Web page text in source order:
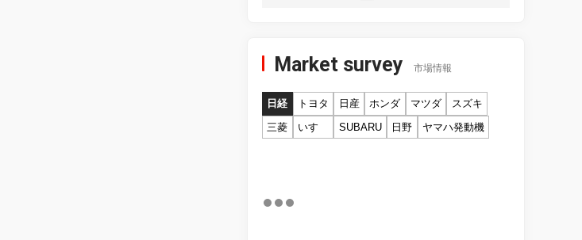
Market survey 市場情報
日経 トヨタ 日産 ホンダ マツダ
スズキ
三菱
いすゞ SUBARU 日野 ヤマハ発動機